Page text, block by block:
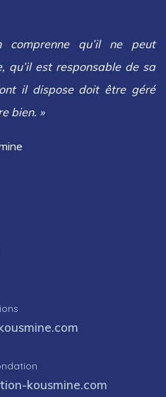
comprenne qu’il ne peut
qu’il est responsable de sa
il dispose doit être géré
bien. »
kousmine.com